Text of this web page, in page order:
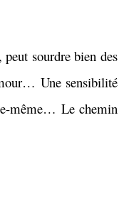
sourdre bien des
Une sensibilité
même… Le chemin